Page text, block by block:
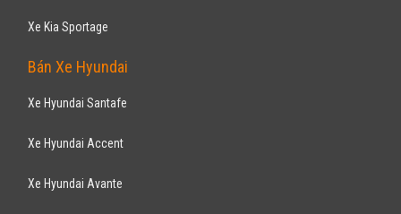
Xe Kia Sportage
Bán Xe Hyundai
Xe Hyundai Santafe
Xe Hyundai Accent
Xe Hyundai Avante